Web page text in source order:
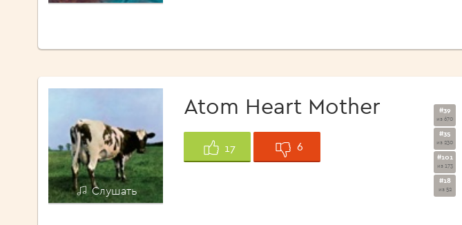
Слушать
Atom Heart Mother
17 6
#39
из 670
#35
из 230
#101
из 173
#18
из 52